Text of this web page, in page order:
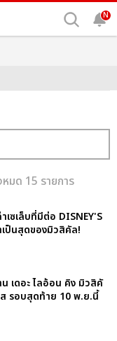
N
หมด 15 รายการ
เซเล็บที่มีต่อ DISNEY'S
ป็นสุดของมิวสิคัล!
เดอะ ไลอ้อน คิง มิวสิคั
รอบสุดท้าย 10 พ.ย.นี้